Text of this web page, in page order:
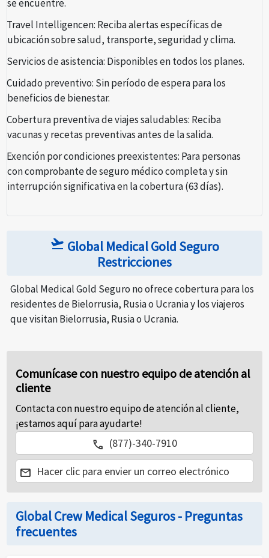
se encuentre.
Travel Intelligencen: Reciba alertas específicas de
ubicación sobre salud, transporte, seguridad y clima.
Servicios de asistencia: Disponibles en todos los planes.
Cuidado preventivo: Sin período de espera para los
beneficios de bienestar.
Cobertura preventiva de viajes saludables: Reciba
vacunas y recetas preventivas antes de la salida.
Exención por condiciones preexistentes: Para personas
con comprobante de seguro médico completa y sin
interrupción significativa en la cobertura (63 días).
flight_takeoff Global Medical Gold Seguro
Restricciones
Global Medical Gold Seguro no ofrece cobertura para los
residentes de Bielorrusia, Rusia o Ucrania y los viajeros
que visitan Bielorrusia, Rusia o Ucrania.
Comunícase con nuestro equipo de atención al
cliente
Contacta con nuestro equipo de atención al cliente,
¡estamos aquí para ayudarte!
call (877)-340-7910
mail Hacer clic para envier un correo electrónico
Global Crew Medical Seguros - Preguntas
frecuentes